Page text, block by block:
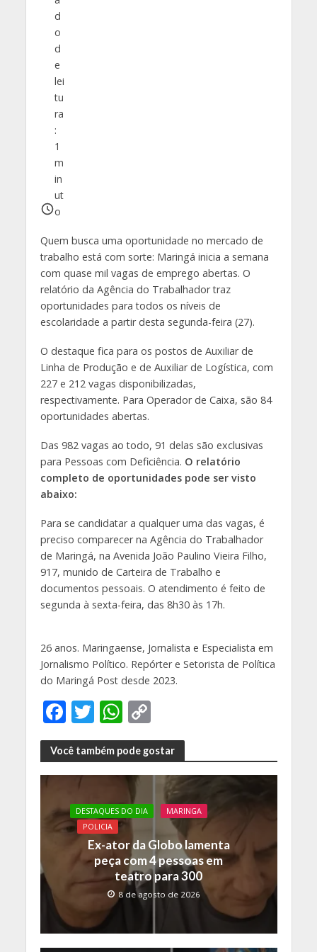
d
o
d
e
lei
tu
ra
:
1
m
in
ut
o
Quem busca uma oportunidade no mercado de
trabalho está com sorte: Maringá inicia a semana
com quase mil vagas de emprego abertas. O
relatório da Agência do Trabalhador traz
oportunidades para todos os níveis de
escolaridade a partir desta segunda-feira (27).
O destaque fica para os postos de Auxiliar de
Linha de Produção e de Auxiliar de Logística, com
227 e 212 vagas disponibilizadas,
respectivamente. Para Operador de Caixa, são 84
oportunidades abertas.
Das 982 vagas ao todo, 91 delas são exclusivas
para Pessoas com Deficiência. O relatório
completo de oportunidades pode ser visto
abaixo:
Para se candidatar a qualquer uma das vagas, é
preciso comparecer na Agência do Trabalhador
de Maringá, na Avenida João Paulino Vieira Filho,
917, munido de Carteira de Trabalho e
documentos pessoais. O atendimento é feito de
segunda à sexta-feira, das 8h30 às 17h.
26 anos. Maringaense, Jornalista e Especialista em
Jornalismo Político. Repórter e Setorista de Política
do Maringá Post desde 2023.
F
ac
e
b
o
o
k
T
w
itt
er
W
h
at
s
A
p
p
C
o
p
y
Li
n
k
Você também pode gostar
DESTAQUES DO DIA
MARINGA
POLICIA
Ex-ator da Globo lamenta
peça com 4 pessoas em
teatro para 300
8 de agosto de 2026